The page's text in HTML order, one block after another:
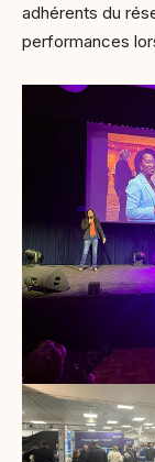
adhérents du
performances